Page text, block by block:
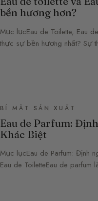
bền hương hơn?
Mục lụcEau de Toilette, Eau
thực sự bền hương nhất? Sự
BÍ MẬT SẢN XUẤT
Eau de Parfum:
Khác Biệt
Mục lụcEau de Parfum: Định
Eau de ToiletteEau de